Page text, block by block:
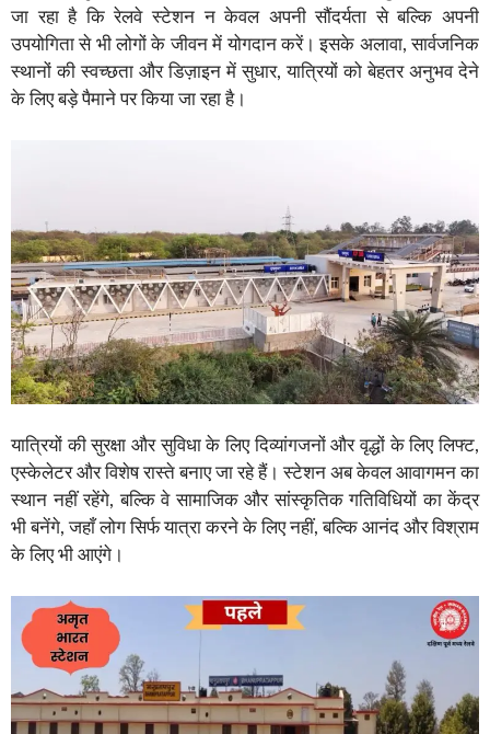
जा रहा है कि रेलवे स्टेशन न केवल अपनी सौंदर्यता से बल्कि अपनी
उपयोगिता से भी लोगों के जीवन में योगदान करें। इसके अलावा, सार्वजनिक
स्थानों की स्वच्छता और डिज़ाइन में सुधार, यात्रियों को बेहतर अनुभव देने
के लिए बड़े पैमाने पर किया जा रहा है।
यात्रियों की सुरक्षा और सुविधा के लिए दिव्यांगजनों और वृद्धों के लिए लिफ्ट,
एस्केलेटर और विशेष रास्ते बनाए जा रहे हैं। स्टेशन अब केवल आवागमन का
स्थान नहीं रहेंगे, बल्कि वे सामाजिक और सांस्कृतिक गतिविधियों का केंद्र
भी बनेंगे, जहाँ लोग सिर्फ यात्रा करने के लिए नहीं, बल्कि आनंद और विश्राम
के लिए भी आएंगे।